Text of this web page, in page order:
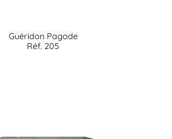
Guéridon Pagode
Réf. 205